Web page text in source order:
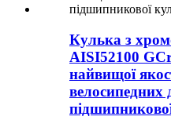
Кулька з
AISI52100
найвищої
велосипедних